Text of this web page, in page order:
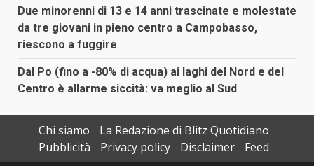
Due minorenni di 13 e 14 anni trascinate e molestate
da tre giovani in pieno centro a Campobasso,
riescono a fuggire
Dal Po (fino a -80% di acqua) ai laghi del Nord e del
Centro è allarme siccità: va meglio al Sud
Chi siamo
La Redazione di Blitz Quotidiano
Pubblicità
Privacy policy Disclaimer Feed